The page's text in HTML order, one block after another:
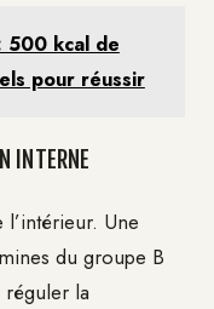
500 kcal de
pour réussir
INTERNE
Une
du groupe B
réguler la